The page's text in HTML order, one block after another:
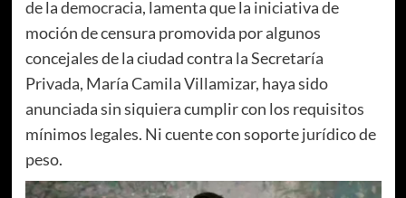
de la democracia, lamenta que la iniciativa de
moción de censura promovida por algunos
concejales de la ciudad contra la Secretaría
Privada, María Camila Villamizar, haya sido
anunciada sin siquiera cumplir con los requisitos
mínimos legales. Ni cuente con soporte jurídico de
peso.